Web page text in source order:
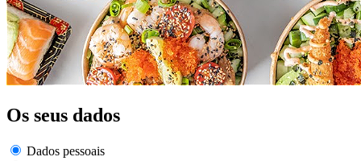
Os seus dados
Dados pessoais